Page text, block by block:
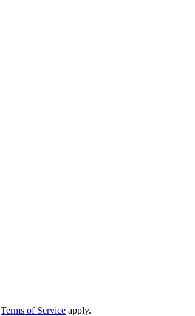
Terms of Service apply.